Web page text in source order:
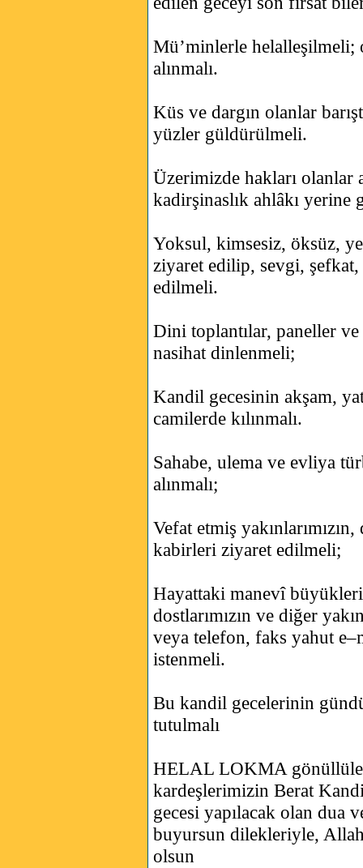
Mü’minlerle helalleşilmeli;
alınmalı.
Küs ve dargın olanlar
yüzler güldürülmeli.
Üzerimizde hakları olanlar
kadirşinaslık ahlâkı yerine
Yoksul, kimsesiz, öksüz,
ziyaret edilip, sevgi,
edilmeli.
Dini toplantılar, paneller
nasihat dinlenmeli;
Kandil gecesinin akşam,
camilerde kılınmalı.
Sahabe, ulema ve evliya
alınmalı;
Vefat etmiş
kabirleri ziyaret edilmeli;
Hayattaki manevî
dostlarımızın ve diğer
veya telefon, faks yahut
istenmeli.
Bu kandil gecelerinin
tutulmalı
HELAL LOKMA
kardeşlerimizin Berat
gecesi yapılacak olan dua
buyursun dilekleriyle,
olsun